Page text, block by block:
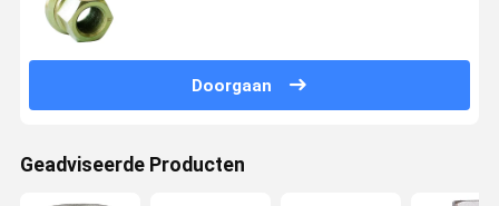
Doorgaan
Geadviseerde Producten